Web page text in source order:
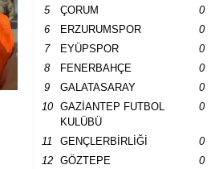
5
ÇORUM 0
6
ERZURUMSPOR 0
7
EYÜPSPOR 0
8
FENERBAHÇE 0
9
GALATASARAY 0
10
GAZİANTEP FUTBOL
KULÜBÜ
0
11 GENÇLERBİRLİĞİ 0
12
GÖZTEPE 0